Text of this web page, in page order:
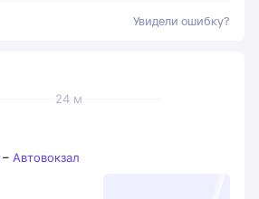
Увидели ошибку?
24 м
– Автовокзал